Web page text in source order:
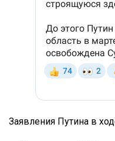
Заявления Путина в